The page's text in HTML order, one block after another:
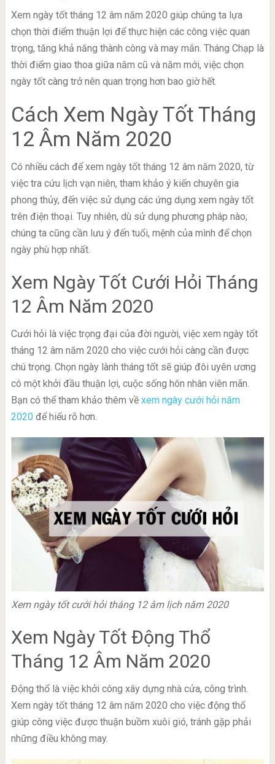
Xem ngày tốt tháng 12 âm năm 2020 giúp chúng ta lựa
chọn thời điểm thuận lợi để thực hiện các công việc quan
trọng, tăng khả năng thành công và may mắn. Tháng Chạp là
thời điểm giao thoa giữa năm cũ và năm mới, việc chọn
ngày tốt càng trở nên quan trọng hơn bao giờ hết.
Cách Xem Ngày Tốt Tháng
12 Âm Năm 2020
Có nhiều cách để xem ngày tốt tháng 12 âm năm 2020, từ
việc tra cứu lịch vạn niên, tham khảo ý kiến chuyên gia
phong thủy, đến việc sử dụng các ứng dụng xem ngày tốt
trên điện thoại. Tuy nhiên, dù sử dụng phương pháp nào,
chúng ta cũng cần lưu ý đến tuổi, mệnh của mình để chọn
ngày phù hợp nhất.
Xem Ngày Tốt Cưới Hỏi Tháng
12 Âm Năm 2020
Cưới hỏi là việc trọng đại của đời người, việc xem ngày tốt
tháng 12 âm năm 2020 cho việc cưới hỏi càng cần được
chú trọng. Chọn ngày lành tháng tốt sẽ giúp đôi uyên ương
có một khởi đầu thuận lợi, cuộc sống hôn nhân viên mãn.
Bạn có thể tham khảo thêm về xem ngày cưới hỏi năm
2020để hiểu rõ hơn.
Xem ngày tốt cưới hỏi tháng 12 âm lịch năm 2020
Xem Ngày Tốt Động Thổ
Tháng 12 Âm Năm 2020
Động thổ là việc khởi công xây dựng nhà cửa, công trình.
Xem ngày tốt tháng 12 âm năm 2020 cho việc động thổ
giúp công việc được thuận buồm xuôi gió, tránh gặp phải
những điều không may.